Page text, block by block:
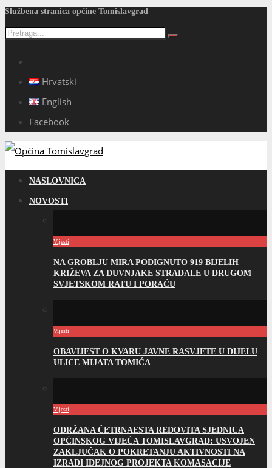
Službena stranica općine Tomislavgrad
Hrvatski
English
Facebook
NASLOVNICA
NOVOSTI
Vijesti
NA GROBLJU MIRA PODIGNUTO 919 BIJELIH
KRIŽEVA ZA DUVNJAKE STRADALE U DRUGOM
SVJETSKOM RATU I PORAĆU
Vijesti
OBAVIJEST O KVARU JAVNE RASVJETE U DIJELU
ULICE MIJATA TOMIĆA
Vijesti
ODRŽANA ČETRNAESTA REDOVITA SJEDNICA
OPĆINSKOG VIJEĆA TOMISLAVGRAD: USVOJEN
ZAKLJUČAK O POKRETANJU AKTIVNOSTI NA
IZRADI IDEJNOG PROJEKTA KOMASACIJE